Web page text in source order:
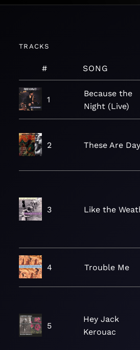
TRACKS
# SONG
1
Because the
Night (Live)
2 These Are
3 Like the
4 Trouble Me
5
Hey Jack
Kerouac